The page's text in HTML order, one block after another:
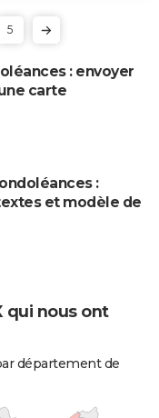
5
: envoyer
carte
:
et modèle de
qui nous ont
département de